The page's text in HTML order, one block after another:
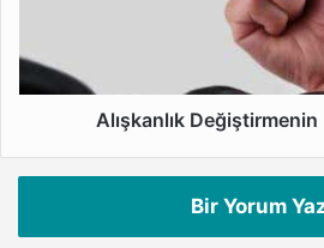
Alışkanlık Değiştirmenin
Bir Yorum